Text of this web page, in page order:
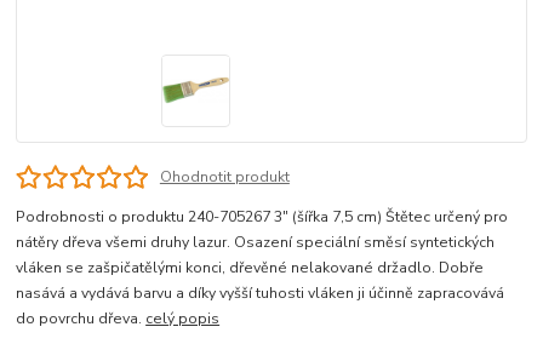
Ohodnotit produkt
Podrobnosti o produktu 240-705267 3" (šířka 7,5 cm) Štětec určený pro
nátěry dřeva všemi druhy lazur. Osazení speciální směsí syntetických
vláken se zašpičatělými konci, dřevěné nelakované držadlo. Dobře
nasává a vydává barvu a díky vyšší tuhosti vláken ji účinně zapracovává
do povrchu dřeva. celý popis